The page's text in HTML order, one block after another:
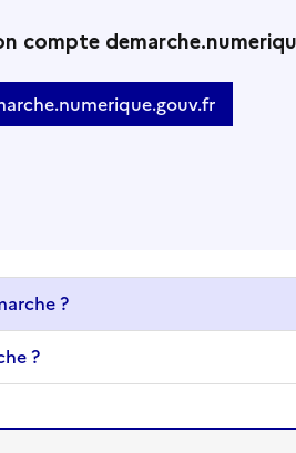
compte
?
?